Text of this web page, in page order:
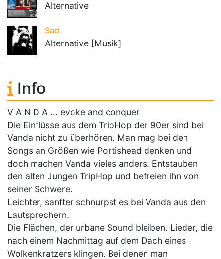
Alternative
Sad
Alternative [Musik]
Info
V A N D A ... evoke and conquer
Die Einflüsse aus dem TripHop der 90er sind bei
Vanda nicht zu überhören. Man mag bei den
Songs an Größen wie Portishead denken und
doch machen Vanda vieles anders. Entstauben
den alten Jungen TripHop und befreien ihn von
seiner Schwere.
Leichter, sanfter schnurpst es bei Vanda aus den
Lautsprechern.
Die Flächen, der urbane Sound bleiben. Lieder, die
nach einem Nachmittag auf dem Dach eines
Wolkenkratzers klingen. Bei denen man